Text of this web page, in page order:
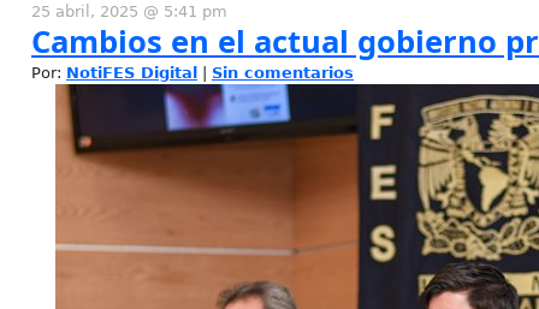
25 abril, 2025 @ 5:41 pm
Cambios en el actual gobierno
Por: NotiFES Digital Sin comentarios